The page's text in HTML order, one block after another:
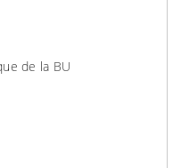
de la BU